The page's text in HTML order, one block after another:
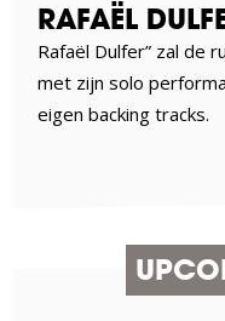
RAFAËL
Rafaël Dulfer” zal de
met zijn solo
eigen backing tracks.